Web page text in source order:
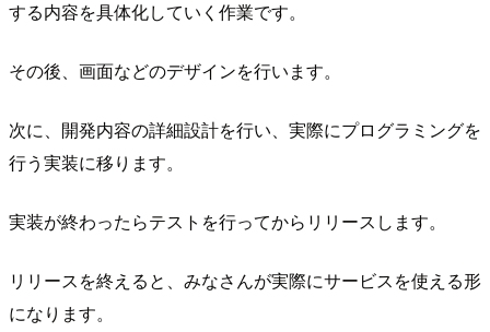
する内容を具体化していく作業です。
その後、画面などのデザインを行います。
次に、開発内容の詳細設計を行い、実際にプログラミングを
行う実装に移ります。
実装が終わったらテストを行ってからリリースします。
リリースを終えると、みなさんが実際にサービスを使える形
になります。